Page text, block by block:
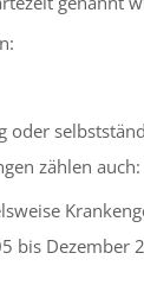
oder
zählen auch:
bis Dezember